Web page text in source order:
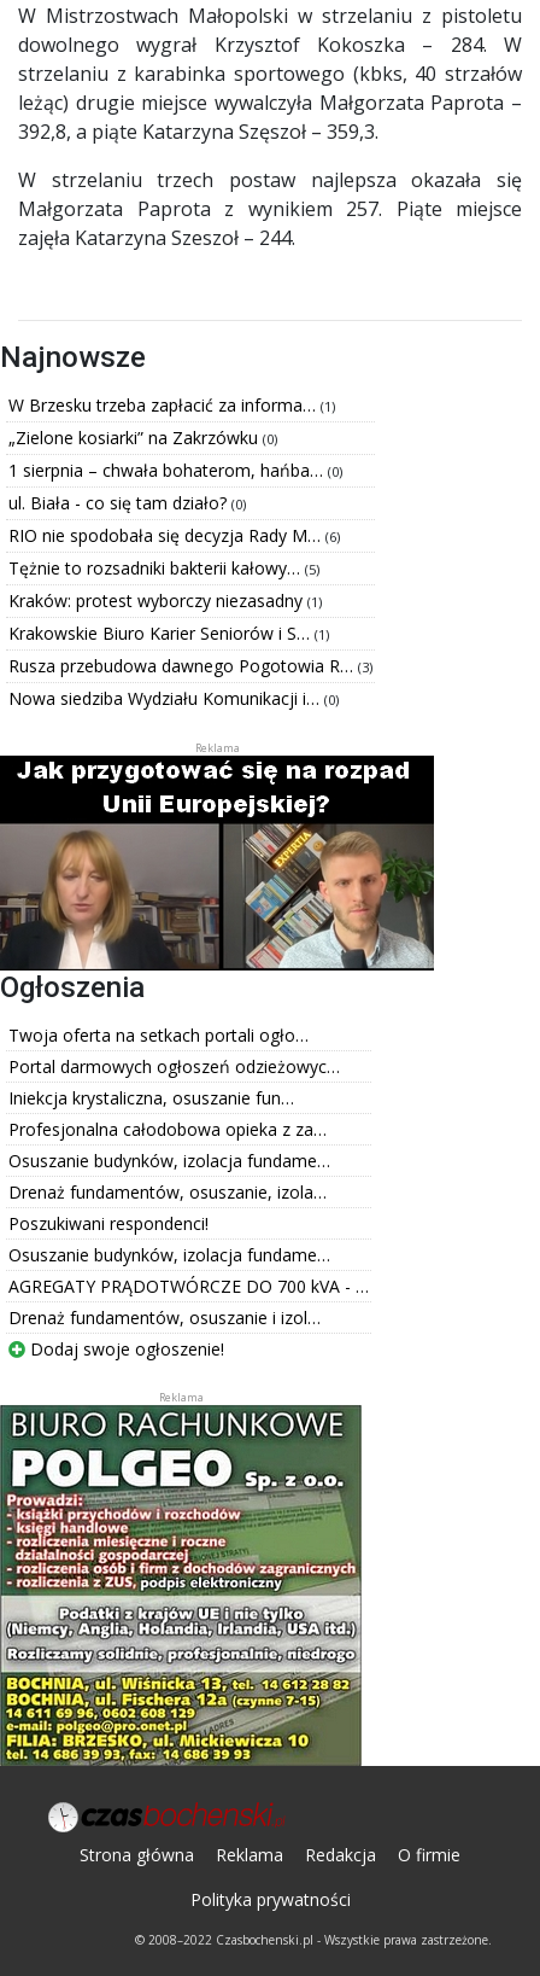
W Mistrzostwach Małopolski w strzelaniu z pistoletu
dowolnego wygrał Krzysztof Kokoszka – 284. W
strzelaniu z karabinka sportowego (kbks, 40 strzałów
leżąc) drugie miejsce wywalczyła Małgorzata Paprota –
392,8, a piąte Katarzyna Szęszoł – 359,3.
W strzelaniu trzech postaw najlepsza okazała się
Małgorzata Paprota z wynikiem 257. Piąte miejsce
zajęła Katarzyna Szeszoł – 244.
Najnowsze
W Brzesku trzeba zapłacić za informa… (1)
„Zielone kosiarki” na Zakrzówku (0)
1 sierpnia – chwała bohaterom, hańba… (0)
ul. Biała - co się tam działo? (0)
RIO nie spodobała się decyzja Rady M… (6)
Tężnie to rozsadniki bakterii kałowy… (5)
Kraków: protest wyborczy niezasadny (1)
Krakowskie Biuro Karier Seniorów i S… (1)
Rusza przebudowa dawnego Pogotowia R… (3)
Nowa siedziba Wydziału Komunikacji i… (0)
Ogłoszenia
Twoja oferta na setkach portali ogło…
Portal darmowych ogłoszeń odzieżowyc…
Iniekcja krystaliczna, osuszanie fun…
Profesjonalna całodobowa opieka z za…
Osuszanie budynków, izolacja fundame…
Drenaż fundamentów, osuszanie, izola…
Poszukiwani respondenci!
Osuszanie budynków, izolacja fundame…
AGREGATY PRĄDOTWÓRCZE DO 700 kVA - …
Drenaż fundamentów, osuszanie i izol…
Dodaj swoje ogłoszenie!
Strona główna Reklama Redakcja
O firmie
Polityka prywatności
© 2008–2022 Czasbochenski.pl - Wszystkie prawa zastrzeżone.